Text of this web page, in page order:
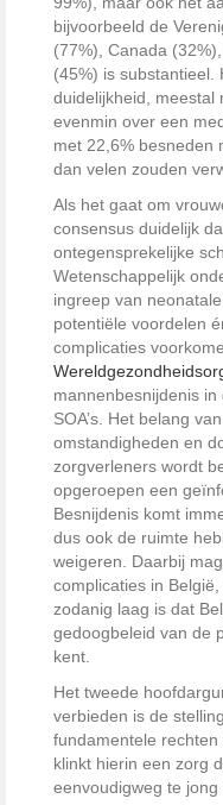
bijvoorbeeld de
(77%), Canada
(45%) is substantieel.
duidelijkheid, meestal
evenmin over een
met 22,6% besneden
dan velen zouden
Als het gaat om
consensus duidelijk
ontegensprekelijke
Wetenschappelijk
ingreep van
potentiële voordelen
complicaties
mannenbesnijdenis
SOA’s. Het belang
omstandigheden en
zorgverleners wordt
opgeroepen een
Besnijdenis komt
dus ook de ruimte
weigeren. Daarbij
complicaties in
zodanig laag is dat
gedoogbeleid van de
kent.
Het tweede
verbieden is de
fundamentele rechten
klinkt hierin een zorg
eenvoudigweg te jong